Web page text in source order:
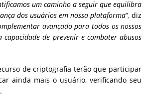
um caminho a seguir que equilibra
dos usuários em nossa plataforma“, diz
avançado para todos os nossos
de prevenir e combater abusos
de criptografia terão que participar
ainda mais o usuário, verificando seu